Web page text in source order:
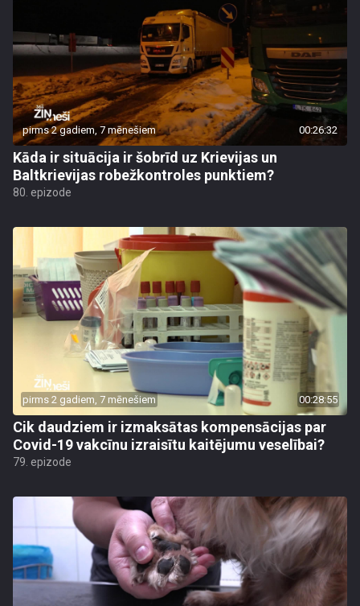
pirms 2 gadiem, 7 mēnešiem 00:26:32
Kāda ir situācija ir šobrīd uz Krievijas un
Baltkrievijas robežkontroles punktiem?
80. epizode
pirms 2 gadiem, 7 mēnešiem 00:28:55
Cik daudziem ir izmaksātas kompensācijas par
Covid-19 vakcīnu izraisītu kaitējumu veselībai?
79. epizode